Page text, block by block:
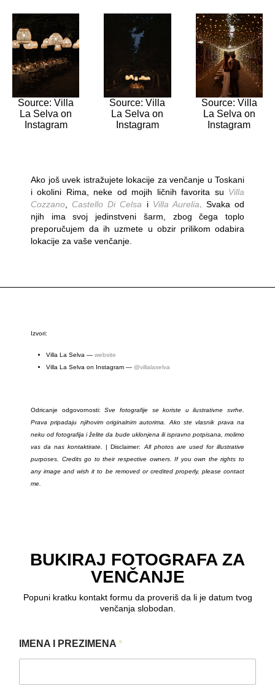
Source: Villa
La Selva on
Instagram
Source: Villa
La Selva on
Instagram
Source: Villa
La Selva on
Instagram
Ako još uvek istražujete lokacije za venčanje u Toskani
i okolini Rima, neke od mojih ličnih favorita su Villa
Cozzano
Castello Di Celsa i Villa Aurelia . Svaka od
njih ima svoj jedinstveni šarm, zbog čega toplo
preporučujem da ih uzmete u obzir prilikom odabira
lokacije za vaše venčanje.
Izvori:
Villa La Selva — website
Villa La Selva on Instagram — @villalaselva
Odricanje odgovornosti:Sve fotografije se koriste u ilustrativne svrhe.
Prava pripadaju njihovim originalnim autorima. Ako ste vlasnik prava na
neku od fotografija i želite da bude uklonjena ili ispravno potpisana, molimo
vas da nas kontaktirate.| Disclaimer:
All photos are used for illustrative
purposes. Credits go to their respective owners. If you own the rights to
any image and wish it to be removed or credited properly, please contact
me.
BUKIRAJ FOTOGRAFA ZA
VENČANJE
Popuni kratku kontakt formu da proveriš da li je datum tvog
venčanja slobodan.
IMENA I PREZIMENA *